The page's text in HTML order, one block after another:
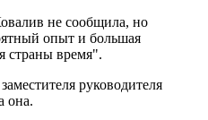
не сообщила, но
опыт и большая
страны время".
руководителя
она.